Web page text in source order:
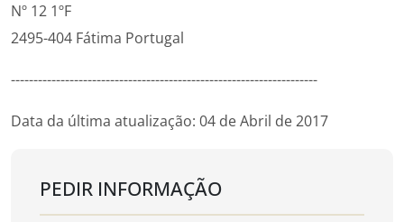
Nº 12 1ºF
2495-404 Fátima Portugal
--------------------------------------------------------------------
Data da última atualização: 04 de Abril de 2017
PEDIR INFORMAÇÃO